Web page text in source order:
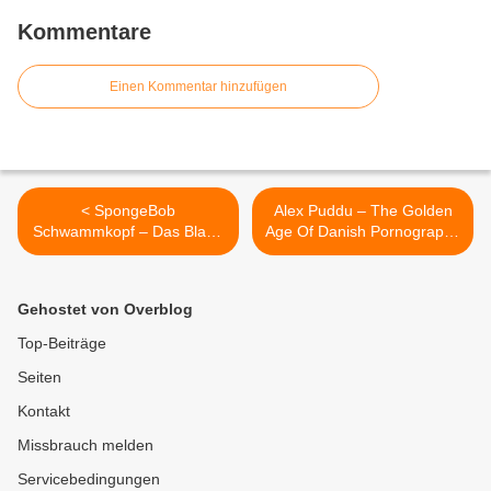
Kommentare
Einen Kommentar hinzufügen
< SpongeBob
Schwammkopf – Das Blaue
Album (mit Songs von u.a.
Alex Puddu – The Golden
Age Of Danish Pornography
(Soundtrack) >
Gehostet von Overblog
Top-Beiträge
Seiten
Kontakt
Missbrauch melden
Servicebedingungen